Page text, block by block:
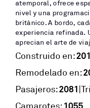
atemporal, ofrece
nivel y una
británico. A bordo,
experiencia refinada.
aprecian el arte de
Construido en:
Remodelado en:
Pasajeros:2081|